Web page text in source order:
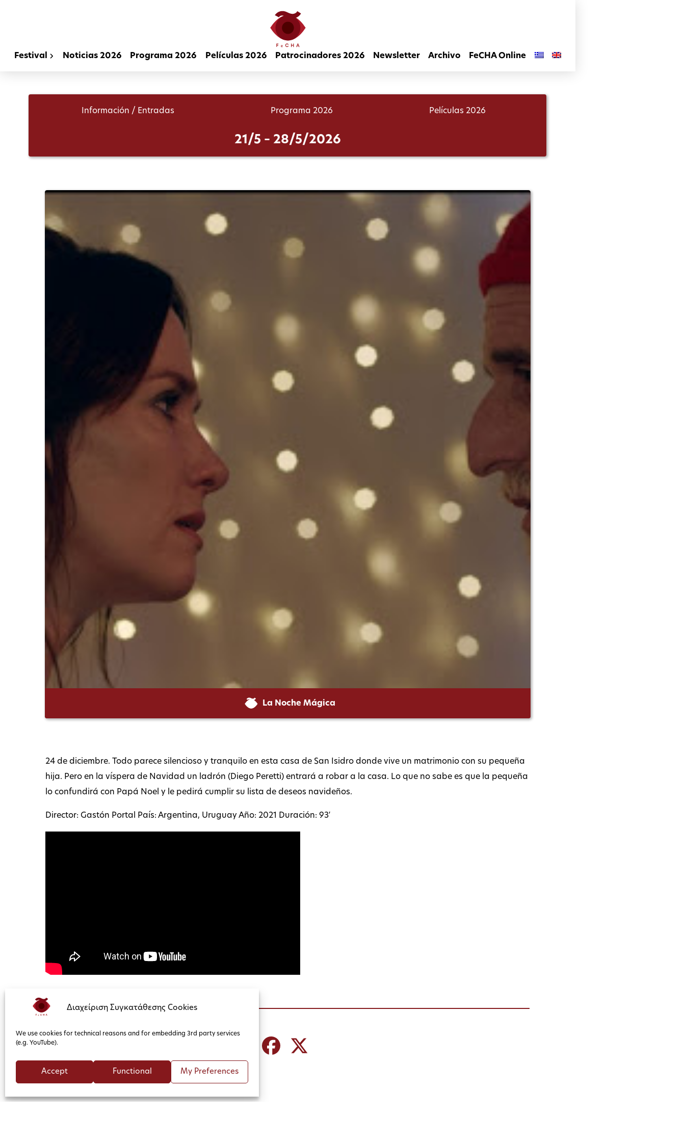
Διαχείριση Συγκατάθεσης Cookies
We use cookies for technical reasons and for embedding 3rd party services
(e.g. YouTube).
Accept Functional My Preferences
Festival Noticias 2026 Programa 2026 Películas 2026 Patrocinadores 2026 Newsletter Archivo FeCHA Online
Información / Entradas Programa 2026 Películas 2026
21/5 – 28/5/2026
La Noche Mágica
24 de diciembre. Todo parece silencioso y tranquilo en esta casa de San Isidro donde vive un matrimonio con su pequeña
hija. Pero en la víspera de Navidad un ladrón (Diego Peretti) entrará a robar a la casa. Lo que no sabe es que la pequeña
lo confundirá con Papá Noel y le pedirá cumplir su lista de deseos navideños.
Director: Gastón Portal País: Argentina, Uruguay Año: 2021 Duración: 93′